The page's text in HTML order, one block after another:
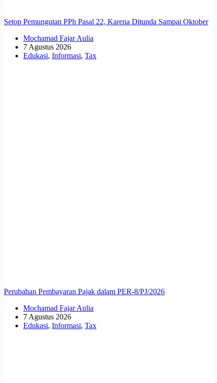
Setop Pemungutan PPh Pasal 22, Karena Ditunda Sampai Oktober
Mochamad Fajar Aulia
7 Agustus 2026
Edukasi, Informasi, Tax
Perubahan Pembayaran Pajak dalam PER-8/PJ/2026
Mochamad Fajar Aulia
7 Agustus 2026
Edukasi, Informasi, Tax